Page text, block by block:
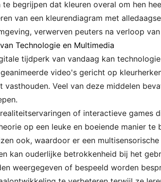
te begrijpen dat kleuren overal om hen
van een kleurendiagram met
verwerven peuters na verloop
Technologie en Multimedia
tijdperk van vandaag kan
video's gericht op
vasthouden. Veel van deze middelen
of interactieve games
op een leuke en boeiende manier
ook, waardoor er een
kan ouderlijke betrokkenheid bij het
weergegeven of bespeeld worden